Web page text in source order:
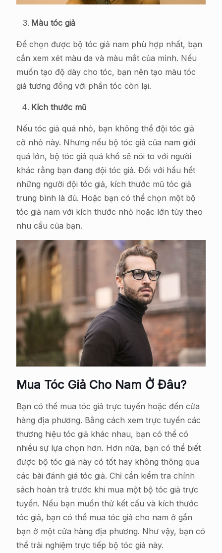
Màu tóc giả
Để chọn được bộ tóc giả nam phù hợp nhất, bạn
cần xem xét màu da và màu mắt của mình. Nếu
muốn tạo độ dày cho tóc, bạn nên tạo màu tóc
giả tương đồng với phần tóc còn lại.
Kích thước mũ
Nếu tóc giả quá nhỏ, bạn không thể đội tóc giả
cỡ nhỏ này. Nhưng nếu bộ tóc giả của nam giới
quá lớn, bộ tóc giả quá khổ sẽ nói to với người
khác rằng bạn đang đội tóc giả. Đối với hầu hết
những người đội tóc giả, kích thước mũ tóc giả
trung bình là đủ. Hoặc bạn có thể chọn một bộ
tóc giả nam với kích thước nhỏ hoặc lớn tùy theo
nhu cầu của bạn.
Mua Tóc Giả Cho Nam Ở Đâu?
Bạn có thể mua tóc giả trực tuyến hoặc đến cửa
hàng địa phương. Bằng cách xem trực tuyến các
thương hiệu tóc giả khác nhau, bạn có thể có
nhiều sự lựa chọn hơn. Hơn nữa, bạn có thể biết
được bộ tóc giả này có tốt hay không thông qua
các bài đánh giá tóc giả. Chỉ cần kiểm tra chính
sách hoàn trả trước khi mua một bộ tóc giả trực
tuyến. Nếu bạn muốn thử kết cấu và kích thước
tóc giả, bạn có thể mua tóc giả cho nam ở gần
bạn ở một cửa hàng địa phương. Như vậy, bạn có
thể trải nghiệm trực tiếp bộ tóc giả này.